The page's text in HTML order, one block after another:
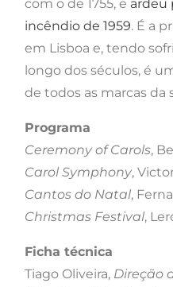
com o de 1755, e ardeu
incêndio de 1959. É a
em Lisboa e, tendo
longo dos séculos, é
de todos as marcas da
Programa
Ceremony of Carols,
Carol Symphony,
Cantos do Natal,
Christmas Festival,
Ficha técnica
Tiago Oliveira, Direção